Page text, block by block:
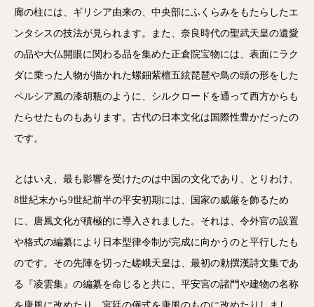
廊の柱には、ギリシア由来の、中央部にふくらみをもたらしたエ
ンタシスの技法が見られます。また、奈良時代の聖武天皇の遺愛
の品や大仏開眼に関わる品を集めた正倉院宝物には、表面にラク
ダに乗った人物が描かれた螺鈿紫檀五絃琵琶や鳥の頭の形をした
ペルシア風の漆胡瓶のように、シルクロードを通って西方からも
たらせたものもあります。古代の日本文化は国際性豊かだったの
です。
とはいえ、最も影響を受けたのは中国の文化であり、とりわけ、
8世紀末から9世紀前半の平安初期には、国家の威厳を飾るため
に、唐風文化が積極的に導入されました。それは、令外官の設置
や格式の編纂により日本型律令制が完成に向かうのと平行したも
のです。その先陣を切った嵯峨天皇は、最初の勅撰漢詩文集であ
る『凌雲集』の編纂を命じると共に、平安宮の諸門や建物の名称